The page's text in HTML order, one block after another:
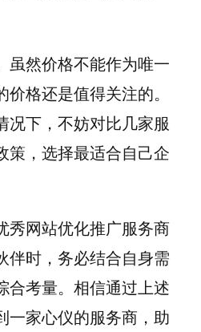
虽然价格不能作为唯一
格还是值得关注的。
况下，不妨对比几家服
策，选择最适合自己企
秀网站优化推广服务商
伴时，务必结合自身需
合考量。相信通过上述
一家心仪的服务商，助